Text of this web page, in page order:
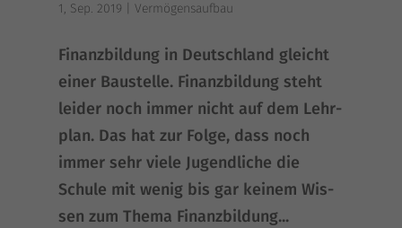
1, Sep. 2019 Vermögensaufbau
Finanz­bil­dung in Deutsch­land gleicht
einer Bau­stel­le. Finanz­bil­dung steht
lei­der noch immer nicht auf dem Lehr­
plan. Das hat zur Fol­ge, dass noch
immer sehr vie­le Jugend­li­che die
Schu­le mit wenig bis gar kei­nem Wis­
sen zum The­ma Finanz­bil­dung...